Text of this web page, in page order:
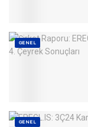
GENEL
GENEL